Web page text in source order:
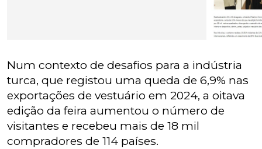
Num contexto de desafios para a indústria
turca, que registou uma queda de 6,9% nas
exportações de vestuário em 2024, a oitava
edição da feira aumentou o número de
visitantes e recebeu mais de 18 mil
compradores de 114 países.